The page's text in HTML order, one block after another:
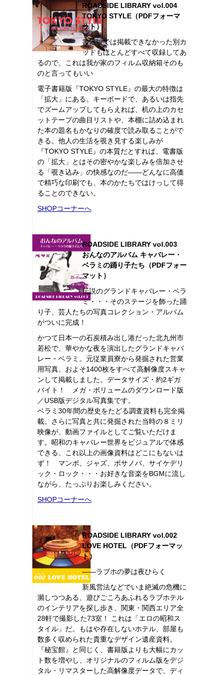
ROADSIDE LIBRARY vol.004
TOKYO STYLE（PDFフォーマ
ット）
書籍版では掲載できなかった別カ
ットもほとんどすべて収録してあ
るので、これは我が家のフィルム収納箱そのも
のと言ってもいい
電子書籍版『TOKYO STYLE』の最大の特徴は
「拡大」にある。キーボードで、あるいは指先
でズームアップしてもらえれば、机の上のカセ
ットテープの曲目リストや、本棚に詰め込まれ
た本の題名もかなりの確度で読み取ることがで
きる。他人の生活を覗き見する楽しみが
『TOKYO STYLE』の本質だとすれば、電書版
の「拡大」とはその密やかな楽しみを倍加させ
る「覗き込み」の快感なのだ――どんなに高価
で精巧な印刷でも、本のかたちではけっして得
ることのできない。
SHOPコーナーへ
ROADSIDE LIBRARY vol.003
おんなのアルバム キャバレー・
ベラミの踊り子たち（PDFフォー
マット）
伝説のグランドキャバレー・ベラ
ミ・・・そのステージを飾った踊
り子、芸人たちの写真コレクション・アルバム
がついに完成！
かつて日本一の石炭積み出し港だった北九州市
若松で、華やかな夜を演出したグランドキャバ
レー・ベラミ。元従業員寮から発掘された営業
用写真、およそ1400枚をすべて高解像度スキャ
ンして掲載しました。データサイズ・約2ギガ
バイト！ メガ・ボリュームのダウンロード版
／USB版デジタル写真集です。
ベラミ30年間の歴史をたどる調査資料も完全掲
載。さらに写真と共に発掘された当時の８ミリ
映像が、動画ファイルとしてご覧いただけま
す。昭和のキャバレー世界をビジュアルで体感
できる、これ以上の画像資料はどこにもないは
ず！ マンボ、ジャズ、ボサノバ、サイケデリ
ック・ロック・・・お好きな音楽をBGMに流し
ながら、たっぷりお楽しみください。
SHOPコーナーへ
ROADSIDE LIBRARY vol.002
LOVE HOTEL（PDFフォーマッ
ト）
――ラブホの夢は夜ひらく
新風営法などでいま絶滅の危機に
瀕しつつある、遊びごころあふれるラブホテル
のインテリアを探し歩き、関東・関西エリア全
28軒で撮影した73室！ これは「エロの昭和ス
タイル」だ。もはや存在しないホテル、部屋も
数多く収められた貴重なデザイン遺産資料。
『秘宝館』と同じく、書籍版よりも大幅にカッ
ト数を増やし、オリジナルのフィルム版をデジ
タル・リマスターした高解像度データで、ディ